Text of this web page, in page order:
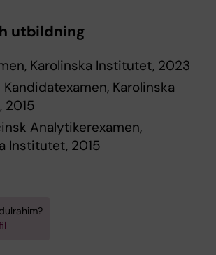
utbildning
Karolinska Institutet, 2023
Karolinska
2015
Analytikerexamen,
Institutet, 2015